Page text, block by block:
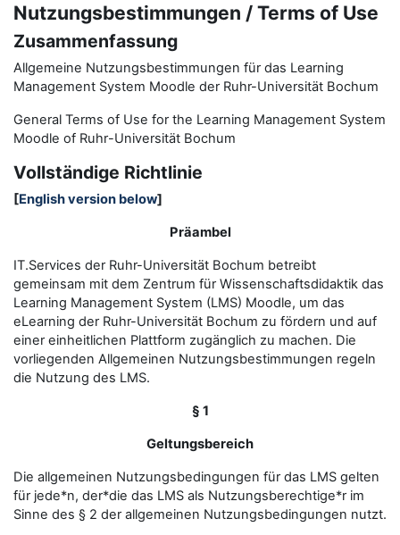
Nutzungsbestimmungen / Terms of Use
Zusammenfassung
Allgemeine Nutzungsbestimmungen für das Learning
Management System Moodle der Ruhr-Universität Bochum
General Terms of Use for the Learning Management System
Moodle of Ruhr-Universität Bochum
Vollständige Richtlinie
[English version below]
Präambel
IT.Services der Ruhr-Universität Bochum betreibt
gemeinsam mit dem Zentrum für Wissenschaftsdidaktik das
Learning Management System (LMS) Moodle, um das
eLearning der Ruhr-Universität Bochum zu fördern und auf
einer einheitlichen Plattform zugänglich zu machen. Die
vorliegenden Allgemeinen Nutzungsbestimmungen regeln
die Nutzung des LMS.
§ 1
Geltungsbereich
Die allgemeinen Nutzungsbedingungen für das LMS gelten
für jede*n, der*die das LMS als Nutzungsberechtige*r im
Sinne des § 2 der allgemeinen Nutzungsbedingungen nutzt.